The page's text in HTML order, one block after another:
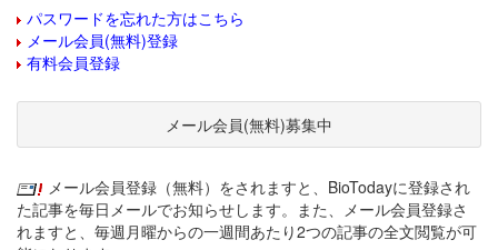
パスワードを忘れた方はこちら
メール会員(無料)登録
有料会員登録
メール会員(無料)募集中
メール会員登録（無料）をされますと、BioTodayに登録され
た記事を毎日メールでお知らせします。また、メール会員登録さ
れますと、毎週月曜からの一週間あたり2つの記事の全文閲覧が可